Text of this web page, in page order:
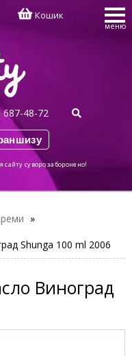
Кошик
меню
687-48-72
сайту суворо заборонено!
»
Shunga 100 ml 2006
Виноград